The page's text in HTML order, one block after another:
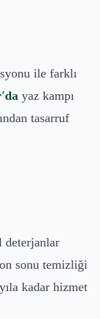
ile farklı
yaz kampı
tasarruf
deterjanlar
sonu temizliği
kadar hizmet